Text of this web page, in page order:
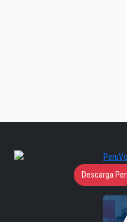
Descarga